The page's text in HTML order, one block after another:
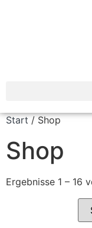
Start / Shop
Shop
Ergebnisse 1 – 16